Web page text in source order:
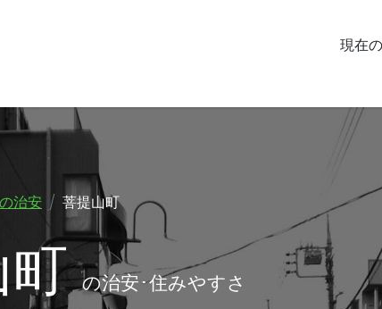
現在
治安 菩提山町
町の治安･住みやすさ